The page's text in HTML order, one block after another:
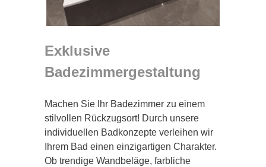
Exklusive
Badezimmergestaltung
Machen Sie Ihr Badezimmer zu einem
stilvollen Rückzugsort! Durch unsere
individuellen Badkonzepte verleihen wir
Ihrem Bad einen einzigartigen Charakter.
Ob trendige Wandbeläge, farbliche